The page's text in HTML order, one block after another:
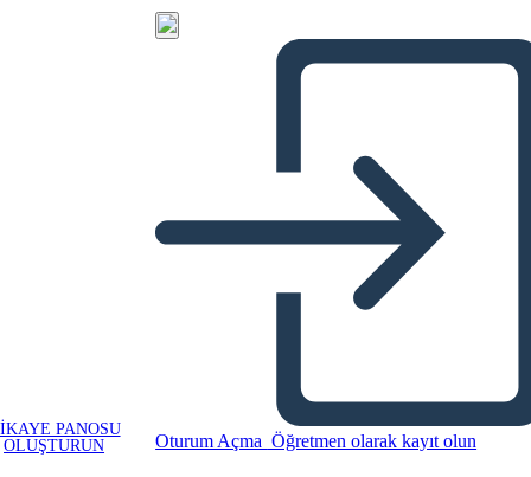
PANOSU
OLUŞTURUN
Oturum Açma Öğretmen olarak kayıt olun